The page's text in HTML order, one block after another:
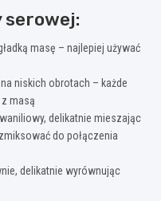
masę – najlepiej używać
niskich obrotach – każde
masą
delikatnie mieszając
do połączenia
delikatnie wyrównując